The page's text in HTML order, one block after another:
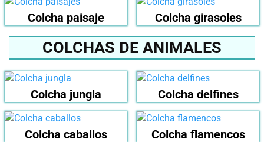
Colcha paisaje Colcha girasoles
COLCHAS DE ANIMALES
Colcha jungla Colcha delfines
Colcha caballos Colcha flamencos